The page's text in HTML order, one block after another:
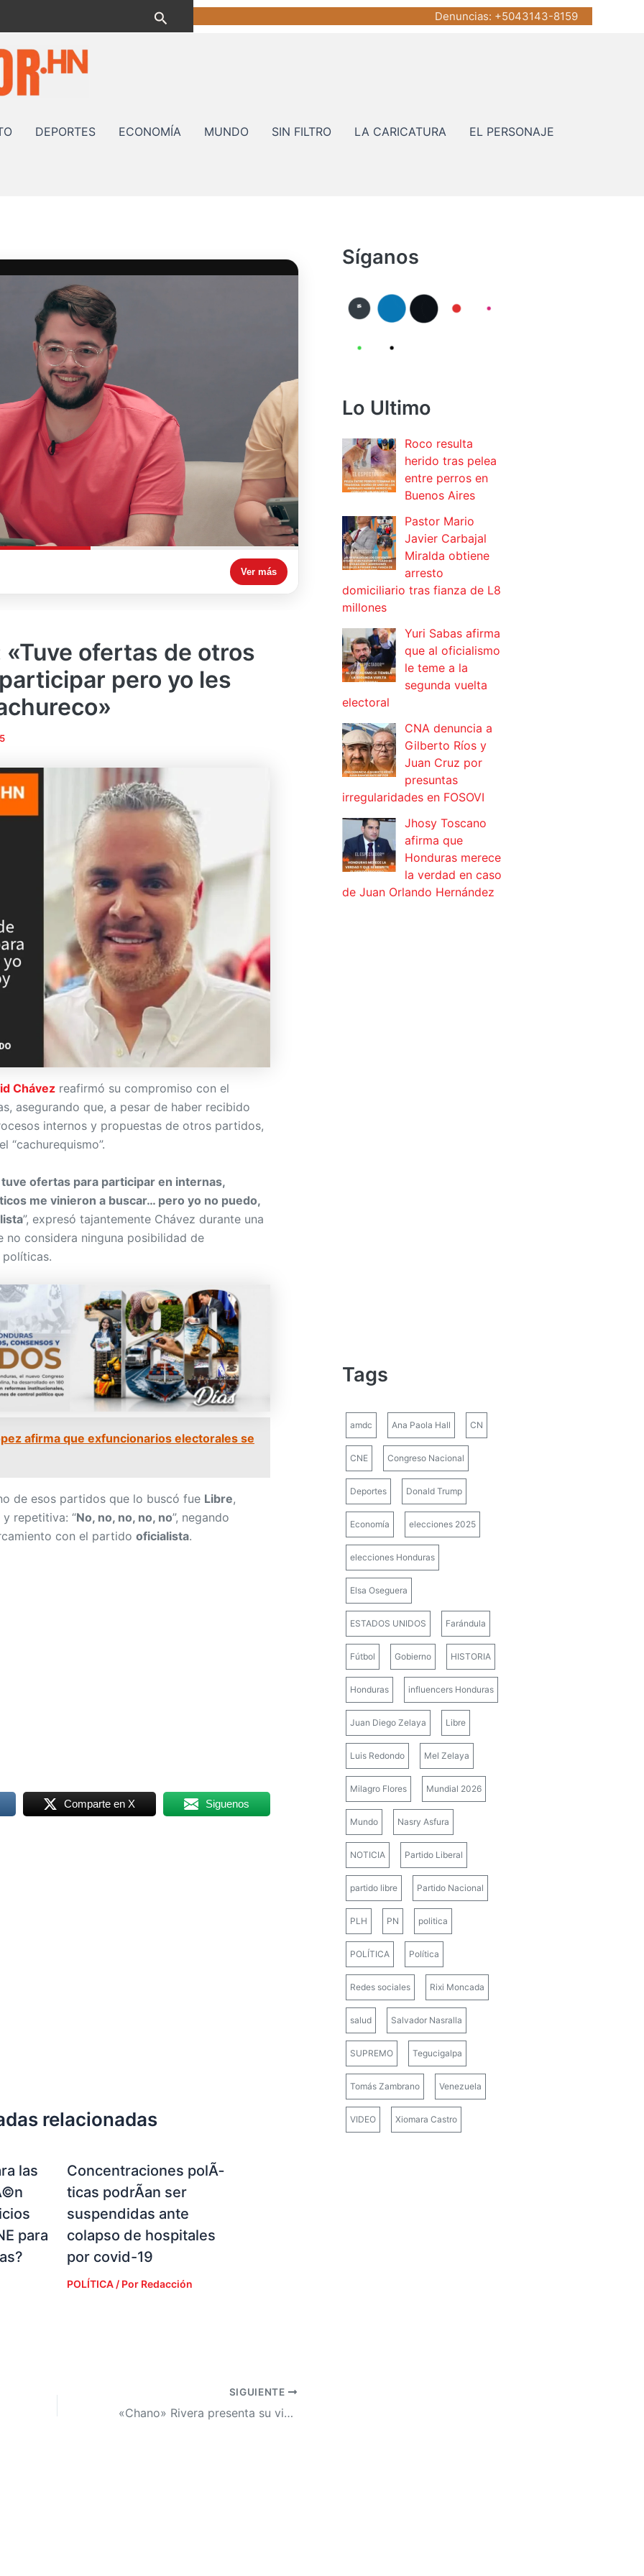
Buscar Denuncias: +5043143-8159
DEPORTES ECONOMÍA MUNDO SIN FILTRO LA CARICATURA EL PERSONAJE
Ver más
«Tuve ofertas de otros
pero yo les
Chávez reafirmó su compromiso con el
asegurando que, a pesar de haber recibido
internos y propuestas de otros partidos,
“cachurequismo”.
ofertas para participar en internas,
me vinieron a buscar… pero yo no puedo,
”, expresó tajantemente Chávez durante una
no considera ninguna posibilidad de
afirma que exfuncionarios electorales se
de esos partidos que lo buscó fue Libre,
repetitiva: “No, no, no, no, no”, negando
con el partido oficialista.
Comparte en X Siguenos
relacionadas
las
para
Concentraciones polÃ­
ticas podrÃ­an ser
suspendidas ante
colapso de hospitales
por covid-19
POLÍTICA/ Por Redacción
SIGUIENTE
«Chano» Rivera presenta su visión de país acompañado por autoridades del Partido Demócrata Cristiano
Síganos
Lo Ultimo
Roco resulta
herido tras pelea
entre perros en
Buenos Aires
Pastor Mario
Javier Carbajal
Miralda obtiene
arresto
domiciliario tras fianza de L8
millones
Yuri Sabas afirma
que al oficialismo
le teme a la
segunda vuelta
electoral
CNA denuncia a
Gilberto Ríos y
Juan Cruz por
presuntas
irregularidades en FOSOVI
Jhosy Toscano
afirma que
Honduras merece
la verdad en caso
de Juan Orlando Hernández
Tags
amdc Ana Paola Hall CN
CNE Congreso Nacional
Deportes Donald Trump
Economía elecciones 2025
elecciones Honduras
Elsa Oseguera
ESTADOS UNIDOS Farándula
Fútbol Gobierno HISTORIA
Honduras influencers Honduras
Juan Diego Zelaya Libre
Luis Redondo Mel Zelaya
Milagro Flores Mundial 2026
Mundo Nasry Asfura
NOTICIA Partido Liberal
partido libre Partido Nacional
PLH PN politica
POLÍTICA Política
Redes sociales Rixi Moncada
salud Salvador Nasralla
SUPREMO Tegucigalpa
Tomás Zambrano Venezuela
VIDEO Xiomara Castro